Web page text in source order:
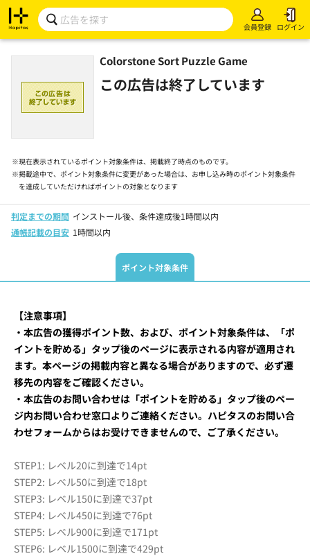
会員登録 ログイン
Colorstone Sort Puzzle Game
この広告は終了しています
※現在表示されているポイント対象条件は、掲載終了時点のものです。
※掲載途中で、ポイント対象条件に変更があった場合は、お申し込み時のポイント対象条件
を達成していただければポイントの対象となります
判定までの期間 インストール後、条件達成後1時間以内
通帳記載の目安 1時間以内
ポイント対象条件
【注意事項】
・本広告の獲得ポイント数、および、ポイント対象条件は、「ポ
イントを貯める」タップ後のページに表示される内容が適用され
ます。本ページの掲載内容と異なる場合がありますので、必ず遷
移先の内容をご確認ください。
・本広告のお問い合わせは「ポイントを貯める」タップ後のペー
ジ内お問い合わせ窓口よりご連絡ください。ハピタスのお問い合
わせフォームからはお受けできませんので、ご了承ください。
STEP1: レベル20に到達で14pt
STEP2: レベル50に到達で18pt
STEP3: レベル150に到達で37pt
STEP4: レベル450に到達で76pt
STEP5: レベル900に到達で171pt
STEP6: レベル1500に到達で429pt